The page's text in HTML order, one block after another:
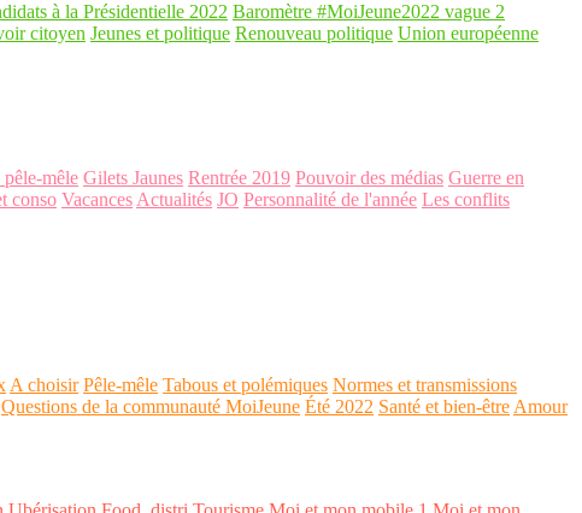
à la Présidentielle 2022 Baromètre #MoiJeune2022 vague 2
citoyen Jeunes et politique Renouveau politique Union européenne
pêle-mêle Gilets Jaunes Rentrée 2019 Pouvoir des médias Guerre en
conso Vacances Actualités JO Personnalité de l'année Les conflits
A choisir Pêle-mêle Tabous et polémiques Normes et transmissions
Questions de la communauté MoiJeune Été 2022 Santé et bien-être Amour